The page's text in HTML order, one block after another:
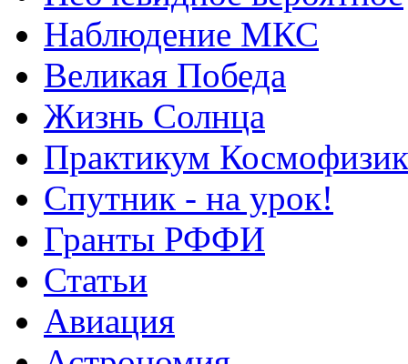
Наблюдение МКС
Великая Победа
Жизнь Солнца
Практикум
Спутник - на урок!
Гранты РФФИ
Статьи
Авиация